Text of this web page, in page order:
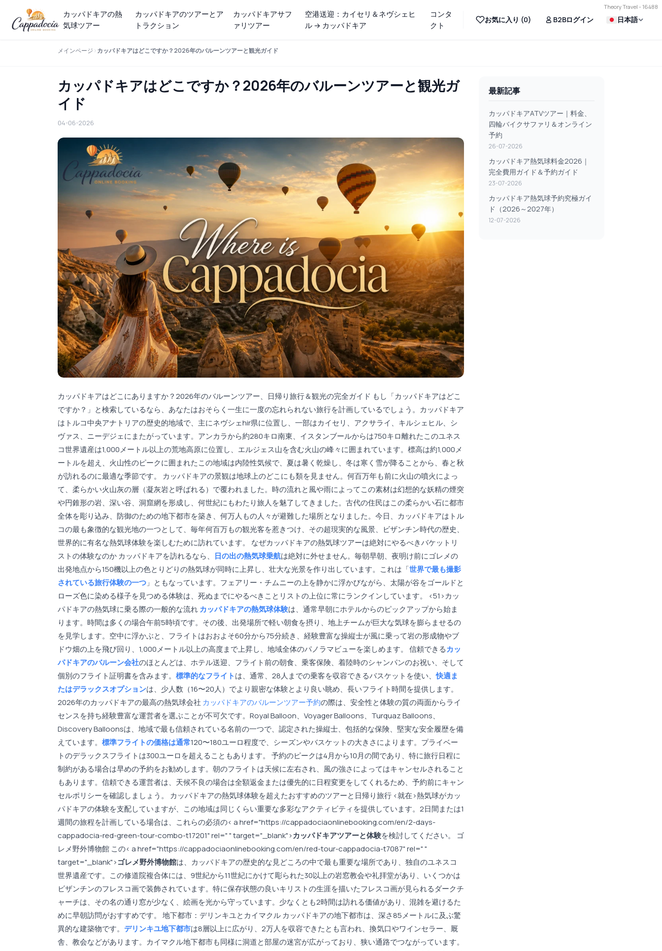
Theory Travel - 16488
カッパドキアの熱
気球ツアー
カッパドキアのツアーとア
トラクション
カッパドキアサフ
ァリツアー
空港送迎：カイセリ＆ネヴシェヒ
ル → カッパドキア
コンタ
クト
お気に入り (0) B2Bログイン 日本語
メインページ カッパドキアはどこですか？2026年のバルーンツアーと観光ガイド
カッパドキアはどこですか？2026年のバルーンツアーと観光ガ
イド
04-06-2026
カッパドキアはどこにありますか？2026年のバルーンツアー、日帰り旅行＆観光の完全ガイド もし「カッパドキアはどこ
ですか？」と検索しているなら、あなたはおそらく一生に一度の忘れられない旅行を計画しているでしょう。カッパドキア
はトルコ中央アナトリアの歴史的地域で、主にネヴシェhir県に位置し、一部はカイセリ、アクサライ、キルシェヒル、シ
ヴァス、ニーデジェにまたがっています。アンカラから約280キロ南東、イスタンブールからは750キロ離れたこのユネス
コ世界遺産は1,000メートル以上の荒地高原に位置し、エルジェス山を含む火山の峰々に囲まれています。標高は約1,000メ
ートルを超え、火山性のピークに囲まれたこの地域は内陸性気候で、夏は暑く乾燥し、冬は寒く雪が降ることから、春と秋
が訪れるのに最適な季節です。 カッパドキアの景観は地球上のどこにも類を見ません。何百万年も前に火山の噴火によっ
て、柔らかい火山灰の層（凝灰岩と呼ばれる）で覆われました。時の流れと風や雨によってこの素材は幻想的な妖精の煙突
や円錐形の岩、深い谷、洞窟網を形成し、何世紀にもわたり旅人を魅了してきました。古代の住民はこの柔らかい石に都市
全体を彫り込み、防御のための地下都市を築き、何万人もの人々が避難した場所となりました。今日、カッパドキアはトル
コの最も象徴的な観光地の一つとして、毎年何百万もの観光客を惹きつけ、その超現実的な風景、ビザンチン時代の歴史、
世界的に有名な熱気球体験を楽しむために訪れています。 なぜカッパドキアの熱気球ツアーは絶対にやるべきバケットリ
ストの体験なのか カッパドキアを訪れるなら、 日の出の熱気球乗航は絶対に外せません。毎朝早朝、夜明け前にゴレメの
出発地点から150機以上の色とりどりの熱気球が同時に上昇し、壮大な光景を作り出しています。これは「世界で最も撮影
されている旅行体験の一つ」ともなっています。フェアリー・チムニーの上を静かに浮かびながら、太陽が谷をゴールドと
ローズ色に染める様子を見つめる体験は、死ぬまでにやるべきことリストの上位に常にランクインしています。 <51>カッ
パドキアの熱気球に乗る際の一般的な流れカッパドキアの熱気球体験は、通常早朝にホテルからのピックアップから始ま
ります。時間は多くの場合午前5時頃です。その後、出発場所で軽い朝食を摂り、地上チームが巨大な気球を膨らませるの
を見学します。空中に浮かぶと、フライトはおおよそ60分から75分続き、経験豊富な操縦士が風に乗って岩の形成物やブ
ドウ畑の上を飛び回り、1,000メートル以上の高度まで上昇し、地域全体のパノラマビューを楽しめます。 信頼できるカッ
パドキアのバルーン会社のほとんどは、ホテル送迎、フライト前の朝食、乗客保険、着陸時のシャンパンのお祝い、そして
個別のフライト証明書を含みます。 標準的なフライトは、通常、28人までの乗客を収容できるバスケットを使い、快適ま
たはデラックスオプションは、少人数（16〜20人）でより親密な体験とより良い眺め、長いフライト時間を提供します。
2026年のカッパドキアの最高の熱気球会社カッパドキアのバルーンツアー予約の際は、安全性と体験の質の両面からライ
センスを持ち経験豊富な運営者を選ぶことが不可欠です。Royal Balloon、Voyager Balloons、Turquaz Balloons、
Discovery Balloonsは、地域で最も信頼されている名前の一つで、認定された操縦士、包括的な保険、堅実な安全履歴を備
えています。 標準フライトの価格は通常120〜180ユーロ程度で、シーズンやバスケットの大きさによります。プライベー
トのデラックスフライトは300ユーロを超えることもあります。 予約のピークは4月から10月の間であり、特に旅行日程に
制約がある場合は早めの予約をお勧めします。朝のフライトは天候に左右され、風の強さによってはキャンセルされること
もあります。信頼できる運営者は、天候不良の場合は全額返金または優先的に日程変更をしてくれるため、予約前にキャン
セルポリシーを確認しましょう。 カッパドキアの熱気球体験を超えたおすすめのツアーと日帰り旅行 <就在>熱気球がカッ
パドキアの体験を支配していますが、この地域は同じくらい重要な多彩なアクティビティを提供しています。2日間または1
週間の旅程を計画している場合は、これらの必須の< a href="https://cappadociaonlinebooking.com/en/2-days-
cappadocia-red-green-tour-combo-t17201" rel=" " target="_blank">カッパドキアツアーと体験を検討してください。 ゴ
レメ野外博物館 この< a href="https://cappadociaonlinebooking.com/en/red-tour-cappadocia-t7087" rel=" "
target="_blank">ゴレメ野外博物館は、カッパドキアの歴史的な見どころの中で最も重要な場所であり、独自のユネスコ
世界遺産です。この修道院複合体には、9世紀から11世紀にかけて彫られた30以上の岩窓教会や礼拝堂があり、いくつかは
ビザンチンのフレスコ画で装飾されています。特に保存状態の良いキリストの生涯を描いたフレスコ画が見られるダークチ
ャーチは、その名の通り窓が少なく、絵画を光から守っています。少なくとも2時間は訪れる価値があり、混雑を避けるた
めに早朝訪問がおすすめです。 地下都市：デリンキユとカイマクル カッパドキアの地下都市は、深さ85メートルに及ぶ驚
異的な建築物です。 デリンキユ地下都市は8層以上に広がり、2万人を収容できたとも言われ、換気口やワインセラー、厩
舎、教会などがあります。カイマクル地下都市も同様に洞道と部屋の迷宮が広がっており、狭い通路でつながっています。
最新記事
カッパドキアATVツアー｜料金、
四輪バイクサファリ＆オンライン
予約
26-07-2026
カッパドキア熱気球料金2026｜
完全費用ガイド＆予約ガイド
23-07-2026
カッパドキア熱気球予約究極ガイ
ド（2026～2027年）
12-07-2026